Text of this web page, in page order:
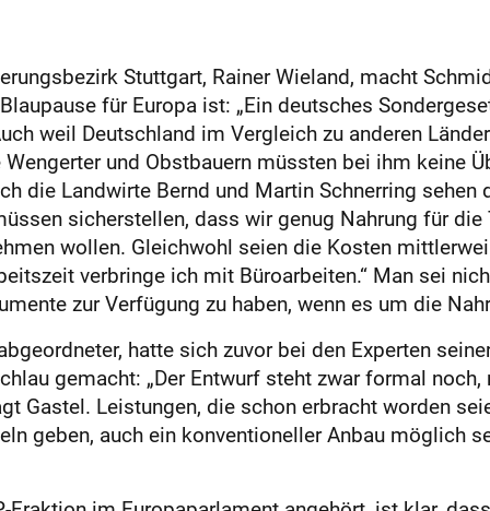
Stuttgart, Rainer Wieland, macht
für Europa ist: „Ein deutsches
weil Deutschland im Vergleich zu anderen
und Obstbauern müssten bei ihm keine
die Landwirte Bernd und Martin Schnerring
sicherstellen, dass wir genug Nahrung für die
wollen. Gleichwohl seien die Kosten
verbringe ich mit Büroarbeiten.“ Man sei
zur Verfügung zu haben, wenn es um die
hatte sich zuvor bei den Experten
gemacht: „Der Entwurf steht zwar formal
Gastel. Leistungen, die schon erbracht worden
geben, auch ein konventioneller Anbau möglich